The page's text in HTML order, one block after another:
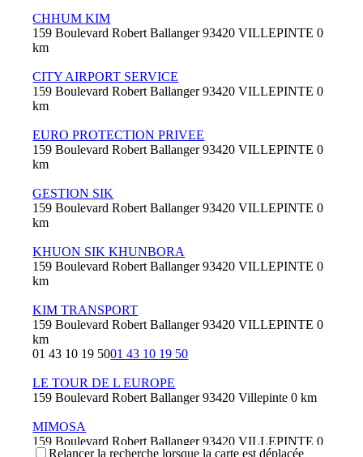
CHHUM KIM
159 Boulevard Robert Ballanger 93420 VILLEPINTE 0
km
CITY AIRPORT SERVICE
159 Boulevard Robert Ballanger 93420 VILLEPINTE 0
km
EURO PROTECTION PRIVEE
159 Boulevard Robert Ballanger 93420 VILLEPINTE 0
km
GESTION SIK
159 Boulevard Robert Ballanger 93420 VILLEPINTE 0
km
KHUON SIK KHUNBORA
159 Boulevard Robert Ballanger 93420 VILLEPINTE 0
km
KIM TRANSPORT
159 Boulevard Robert Ballanger 93420 VILLEPINTE 0
km
01 43 10 19 5001 43 10 19 50
LE TOUR DE L EUROPE
159 Boulevard Robert Ballanger 93420 Villepinte 0 km
MIMOSA
159 Boulevard Robert Ballanger 93420 VILLEPINTE 0
Relancer la recherche lorsque la carte est déplacée